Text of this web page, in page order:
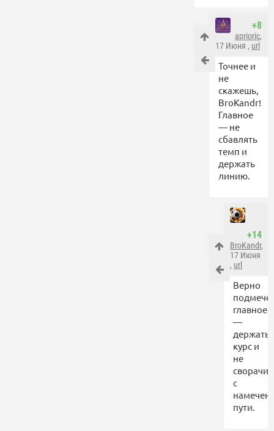
+8
aprioric,
17 Июня , url
Точнее и
не
скажешь,
BroKandr!
Главное
— не
сбавлять
темп и
держать
линию.
+14
BroKandr,
17 Июня
, url
Верно
главное
—
держать
курс и
не
с
пути.